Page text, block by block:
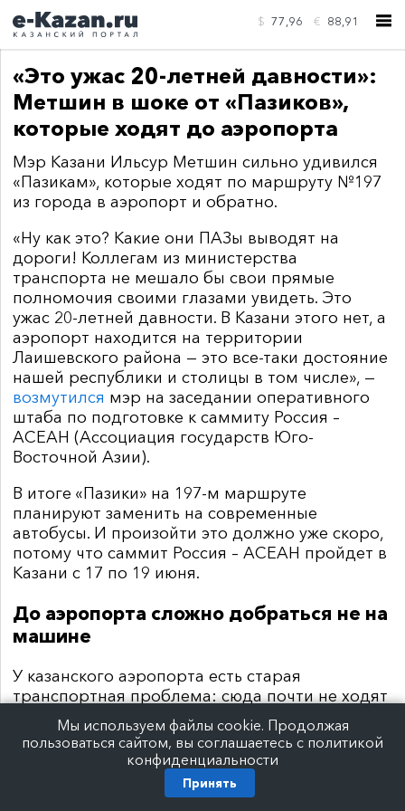
$ 77,96 € 88,91
КОНТАКТЫ
«Это ужас 20-летней давности»:
Метшин в шоке от «Пазиков»,
которые ходят до аэропорта
Мэр Казани Ильсур Метшин сильно удивился
«Пазикам», которые ходят по маршруту №197
из города в аэропорт и обратно.
«Ну как это? Какие они ПАЗы выводят на
дороги! Коллегам из министерства
транспорта не мешало бы свои прямые
полномочия своими глазами увидеть. Это
ужас 20-летней давности. В Казани этого нет, а
аэропорт находится на территории
Лаишевского района — это все-таки достояние
нашей республики и столицы в том числе», —
возмутился мэр на заседании оперативного
штаба по подготовке к саммиту Россия –
АСЕАН (Ассоциация государств Юго-
Восточной Азии).
В итоге «Пазики» на 197-м маршруте
планируют заменить на современные
автобусы. И произойти это должно уже скоро,
потому что саммит Россия – АСЕАН пройдет в
Казани с 17 по 19 июня.
До аэропорта сложно добраться не на
машине
У казанского аэропорта есть старая
транспортная проблема: сюда почти не ходят
автобусы, а электрички делают это с
большими перерывами.
Казанский аэроэкспресс ежедневно делает по
десять рейсов до ж/д вокзала и обратно. Для
Мы используем файлы cookie. Продолжая
пользоваться сайтом, вы соглашаетесь с политикой
конфиденциальности
Принять